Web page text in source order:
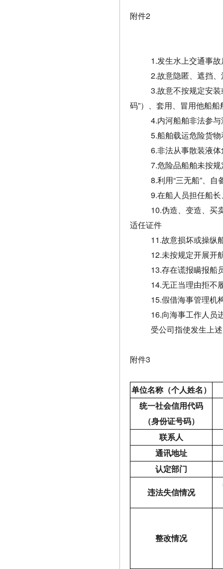
附件2
1.发生水上交通事
2.故意隐匿、遮挡
3.故意不按规定安
码”）、套用、冒用他船
4.内河船舶非法参
5.船舶载运危险货
6.非法从事散装液
7.危险品船舶未按
8.利用“三无船”、
9.在船人员担任船
10.伪造、变造、买
适任证件
11.故意损坏或操纵
12.未按规定开展开
13.存在谎报瞒报船
14.无正当理由拒不
15.假借海事管理机
16.向海事工作人员
受公司指使发生上
附件3
单位名称（个人姓名）
统一社会信用代码
（身份证号码）
联系人
通讯地址
认定部门
违法失信情况
整改情况